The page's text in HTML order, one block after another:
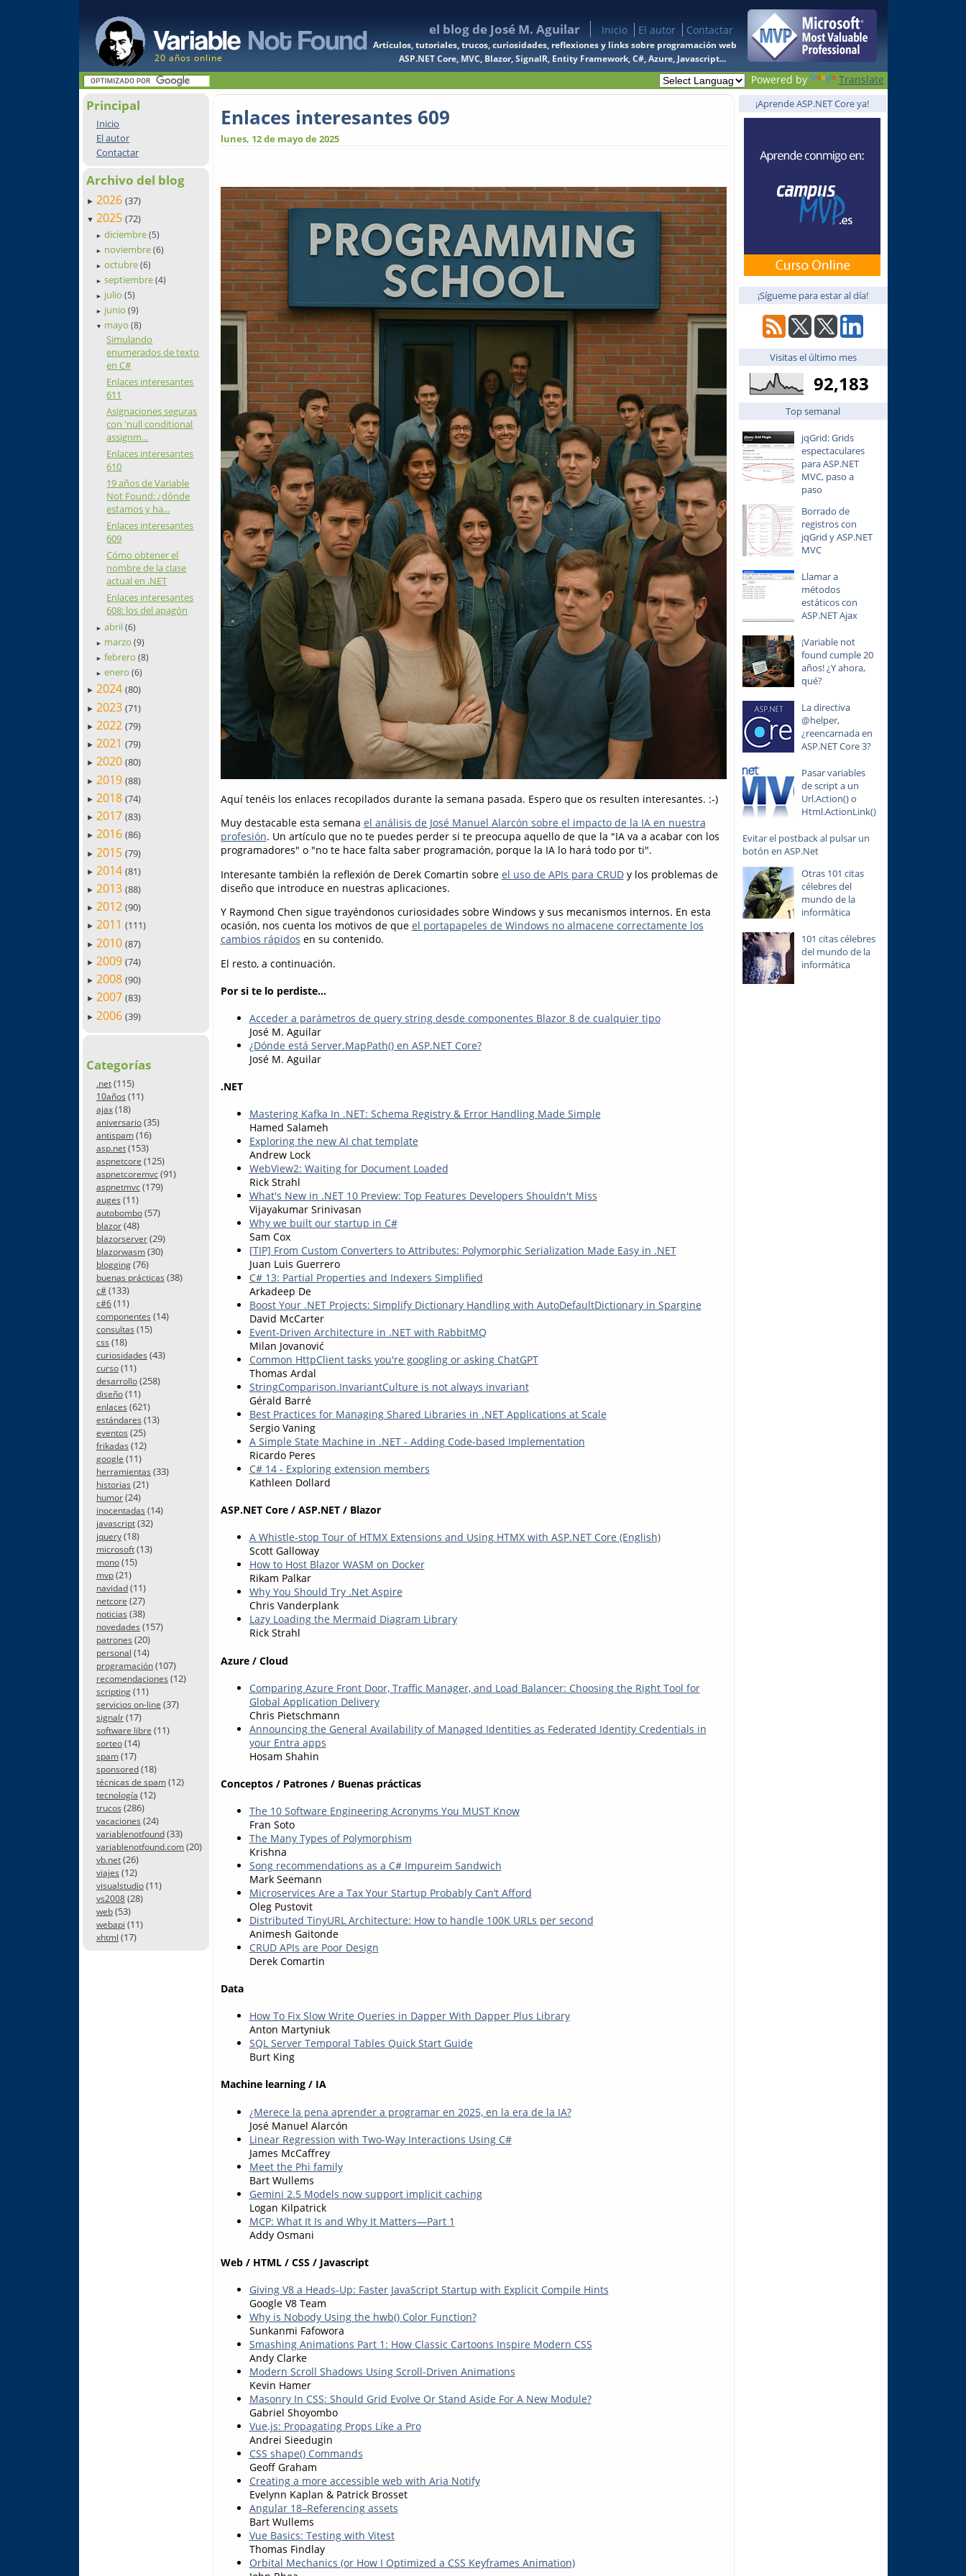
20 años online
el blog de José M. Aguilar Inicio El autor Contactar
Artículos, tutoriales, trucos, curiosidades, reflexiones y links sobre programación web
ASP.NET Core, MVC, Blazor, SignalR, Entity Framework, C#, Azure, Javascript...
Powered by Translate
Principal
Inicio
El autor
Contactar
Archivo del blog
► 2026 (37)
▼ 2025 (72)
► diciembre(5)
► noviembre(6)
► octubre(6)
► septiembre(4)
► julio(5)
► junio(9)
▼ mayo(8)
Simulando
enumerados de texto
en C#
Enlaces interesantes
611
Asignaciones seguras
con 'null conditional
assignm...
Enlaces interesantes
610
19 años de Variable
Not Found: ¿dónde
estamos y ha...
Enlaces interesantes
609
Cómo obtener el
nombre de la clase
actual en .NET
Enlaces interesantes
608: los del apagón
► abril(6)
► marzo(9)
► febrero(8)
► enero(6)
► 2024 (80)
► 2023 (71)
► 2022 (79)
► 2021 (79)
► 2020 (80)
► 2019 (88)
► 2018 (74)
► 2017 (83)
► 2016 (86)
► 2015 (79)
► 2014 (81)
► 2013 (88)
► 2012 (90)
► 2011 (111)
► 2010 (87)
► 2009 (74)
► 2008 (90)
► 2007 (83)
► 2006 (39)
Categorías
.net(115)
10años (11)
ajax(18)
aniversario(35)
antispam(16)
asp.net(153)
aspnetcore (125)
aspnetcoremvc(91)
aspnetmvc(179)
auges (11)
autobombo(57)
blazor(48)
blazorserver(29)
blazorwasm(30)
blogging(76)
buenas prácticas (38)
c#(133)
c#6(11)
componentes (14)
consultas (15)
css (18)
curiosidades (43)
curso(11)
desarrollo(258)
diseño(11)
enlaces (621)
estándares (13)
eventos (25)
frikadas (12)
google (11)
herramientas (33)
historias (21)
humor(24)
inocentadas (14)
javascript(32)
jquery(18)
microsoft(13)
mono(15)
mvp(21)
navidad(11)
netcore (27)
noticias (38)
novedades (157)
patrones (20)
personal (14)
programación(107)
recomendaciones (12)
scripting(11)
servicios on-line (37)
signalr(17)
software libre (11)
sorteo(14)
spam(17)
sponsored(18)
técnicas de spam(12)
tecnología (12)
trucos (286)
vacaciones (24)
variablenotfound(33)
variablenotfound.com(20)
vb.net(26)
viajes (12)
visualstudio(11)
vs2008(28)
web(53)
webapi (11)
xhtml (17)
Enlaces interesantes 609
lunes, 12 de mayo de 2025
Aquí tenéis los enlaces recopilados durante la semana pasada. Espero que os resulten interesantes. :-)
Muy destacable esta semana el análisis de José Manuel Alarcón sobre el impacto de la IA en nuestra
profesión. Un artículo que no te puedes perder si te preocupa aquello de que la "IA va a acabar con los
programadores" o "no te hace falta saber programación, porque la IA lo hará todo por ti".
Interesante también la reflexión de Derek Comartin sobre el uso de APIs para CRUDy los problemas de
diseño que introduce en nuestras aplicaciones.
Y Raymond Chen sigue trayéndonos curiosidades sobre Windows y sus mecanismos internos. En esta
ocasión, nos cuenta los motivos de que el portapapeles de Windows no almacene correctamente los
cambios rápidos en su contenido.
El resto, a continuación.
Por si te lo perdiste...
Acceder a parámetros de query string desde componentes Blazor 8 de cualquier tipo
José M. Aguilar
¿Dónde está Server.MapPath() en ASP.NET Core?
José M. Aguilar
.NET
Mastering Kafka In .NET: Schema Registry & Error Handling Made Simple
Hamed Salameh
Exploring the new AI chat template
Andrew Lock
WebView2: Waiting for Document Loaded
Rick Strahl
What's New in .NET 10 Preview: Top Features Developers Shouldn't Miss
Vijayakumar Srinivasan
Why we built our startup in C#
Sam Cox
[TIP] From Custom Converters to Attributes: Polymorphic Serialization Made Easy in .NET
Juan Luis Guerrero
C# 13: Partial Properties and Indexers Simplified
Arkadeep De
Boost Your .NET Projects: Simplify Dictionary Handling with AutoDefaultDictionary in Spargine
David McCarter
Event-Driven Architecture in .NET with RabbitMQ
Milan Jovanović
Common HttpClient tasks you're googling or asking ChatGPT
Thomas Ardal
StringComparison.InvariantCulture is not always invariant
Gérald Barré
Best Practices for Managing Shared Libraries in .NET Applications at Scale
Sergio Vaning
A Simple State Machine in .NET - Adding Code-based Implementation
Ricardo Peres
C# 14 - Exploring extension members
Kathleen Dollard
ASP.NET Core / ASP.NET / Blazor
A Whistle-stop Tour of HTMX Extensions and Using HTMX with ASP.NET Core (English)
Scott Galloway
How to Host Blazor WASM on Docker
Rikam Palkar
Why You Should Try .Net Aspire
Chris Vanderplank
Lazy Loading the Mermaid Diagram Library
Rick Strahl
Azure / Cloud
Comparing Azure Front Door, Traffic Manager, and Load Balancer: Choosing the Right Tool for
Global Application Delivery
Chris Pietschmann
Announcing the General Availability of Managed Identities as Federated Identity Credentials in
your Entra apps
Hosam Shahin
Conceptos / Patrones / Buenas prácticas
The 10 Software Engineering Acronyms You MUST Know
Fran Soto
The Many Types of Polymorphism
Krishna
Song recommendations as a C# Impureim Sandwich
Mark Seemann
Microservices Are a Tax Your Startup Probably Can’t Afford
Oleg Pustovit
Distributed TinyURL Architecture: How to handle 100K URLs per second
Animesh Gaitonde
CRUD APIs are Poor Design
Derek Comartin
Data
How To Fix Slow Write Queries in Dapper With Dapper Plus Library
Anton Martyniuk
SQL Server Temporal Tables Quick Start Guide
Burt King
Machine learning / IA
¿Merece la pena aprender a programar en 2025, en la era de la IA?
José Manuel Alarcón
Linear Regression with Two-Way Interactions Using C#
James McCaffrey
Meet the Phi family
Bart Wullems
Gemini 2.5 Models now support implicit caching
Logan Kilpatrick
MCP: What It Is and Why It Matters—Part 1
Addy Osmani
Web / HTML / CSS / Javascript
Giving V8 a Heads-Up: Faster JavaScript Startup with Explicit Compile Hints
Google V8 Team
Why is Nobody Using the hwb() Color Function?
Sunkanmi Fafowora
Smashing Animations Part 1: How Classic Cartoons Inspire Modern CSS
Andy Clarke
Modern Scroll Shadows Using Scroll-Driven Animations
Kevin Hamer
Masonry In CSS: Should Grid Evolve Or Stand Aside For A New Module?
Gabriel Shoyombo
Vue.js: Propagating Props Like a Pro
Andrei Sieedugin
CSS shape() Commands
Geoff Graham
Creating a more accessible web with Aria Notify
Evelynn Kaplan & Patrick Brosset
Angular 18–Referencing assets
Bart Wullems
Vue Basics: Testing with Vitest
Thomas Findlay
Orbital Mechanics (or How I Optimized a CSS Keyframes Animation)
¡Aprende ASP.NET Core ya!
¡Sígueme para estar al día!
Visitas el último mes
92,183
Top semanal
jqGrid: Grids
espectaculares
para ASP.NET
MVC, paso a
paso
Borrado de
registros con
jqGrid y ASP.NET
MVC
Llamar a
métodos
estáticos con
ASP.NET Ajax
¡Variable not
found cumple 20
años! ¿Y ahora,
qué?
La directiva
@helper,
¿reencarnada en
ASP.NET Core 3?
Pasar variables
de script a un
Url.Action() o
Html.ActionLink()
Evitar el postback al pulsar un
botón en ASP.Net
Otras 101 citas
célebres del
mundo de la
informática
101 citas célebres
del mundo de la
informática